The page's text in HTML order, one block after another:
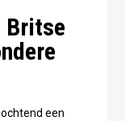
Britse
een